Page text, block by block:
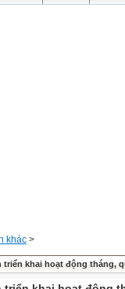
khác >
triển khai hoạt động tháng,